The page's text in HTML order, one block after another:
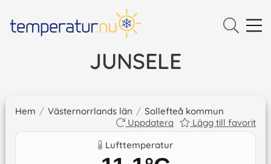
JUNSELE
Hem / Västernorrlands län / Sollefteå kommun
Uppdatera
Lägg till favorit
Lufttemperatur